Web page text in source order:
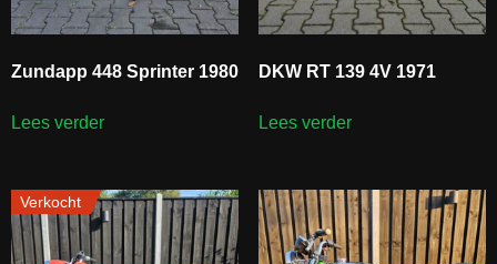
Zundapp 448 Sprinter 1980
Lees verder
DKW RT 139 4V 1971
Lees verder
Verkocht